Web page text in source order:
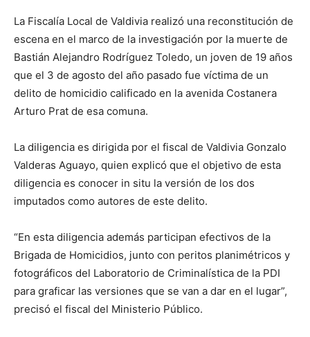
La Fiscalía Local de Valdivia realizó una reconstitución de
escena en el marco de la investigación por la muerte de
Bastián Alejandro Rodríguez Toledo, un joven de 19 años
que el 3 de agosto del año pasado fue víctima de un
delito de homicidio calificado en la avenida Costanera
Arturo Prat de esa comuna.
La diligencia es dirigida por el fiscal de Valdivia Gonzalo
Valderas Aguayo, quien explicó que el objetivo de esta
diligencia es conocer in situ la versión de los dos
imputados como autores de este delito.
“En esta diligencia además participan efectivos de la
Brigada de Homicidios, junto con peritos planimétricos y
fotográficos del Laboratorio de Criminalística de la PDI
para graficar las versiones que se van a dar en el lugar”,
precisó el fiscal del Ministerio Público.